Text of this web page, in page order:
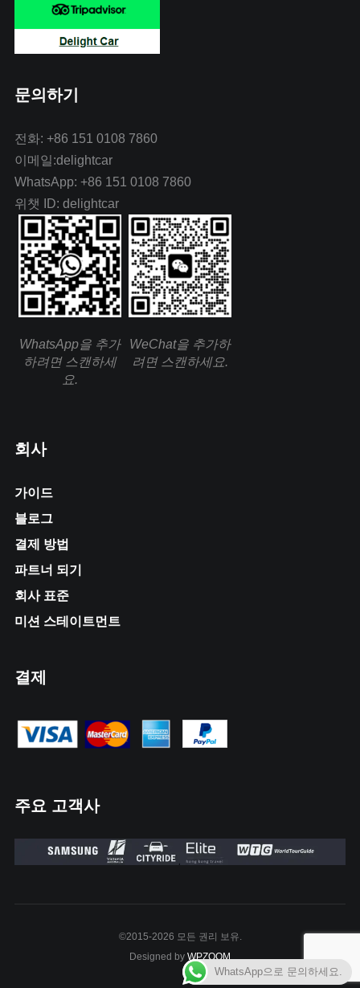
문의하기
전화: +86 151 0108 7860
이메일:delightcar
WhatsApp: +86 151 0108 7860
위챗 ID: delightcar
WhatsApp을 추가
하려면 스캔하세
요.
WeChat을 추가하
려면 스캔하세요.
회사
가이드
블로그
결제 방법
파트너 되기
회사 표준
미션 스테이트먼트
결제
주요 고객사
©2015-2026 모든 권리 보유.
Designed by WPZOOM
WhatsApp으로 문의하세요.